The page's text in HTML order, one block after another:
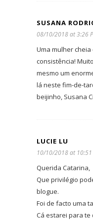
SUSANA
08/10/2018 at 3:26
Uma mulher
consistência!
mesmo um
lá neste fim-de-
beijinho, Susana
LUCIE LU
10/10/2018 at 10:51
Querida Catarina,
Que privilégio
blogue.
Foi de facto uma
Cá estarei para